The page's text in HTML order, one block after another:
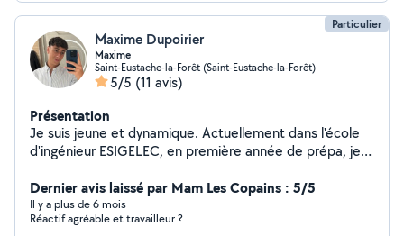
Particulier
Maxime Dupoirier
Maxime
Saint-Eustache-la-Forêt (Saint-Eustache-la-Forêt)
5/5 (11 avis)
Présentation
Je suis jeune et dynamique. Actuellement dans l'école
d'ingénieur ESIGELEC, en première année de prépa, je
d'étudiant Prêt venir vous aider dans vos quelconques
projets !
Dernier avis laissé par Mam Les Copains : 5/5
Il y a plus de 6 mois
Réactif agréable et travailleur ?